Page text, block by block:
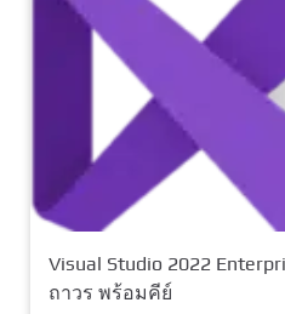
Visual Studio 2022
ถาวร พร้อมคีย์